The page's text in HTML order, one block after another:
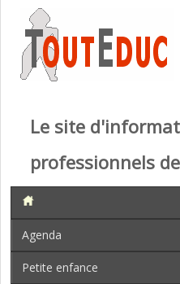
Le site
professionnels
Agenda
Petite enfance